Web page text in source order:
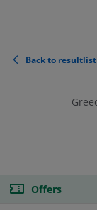
Back to resultlist
Offers